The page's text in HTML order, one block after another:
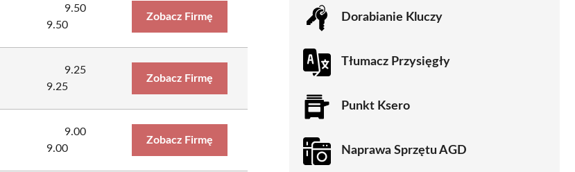
9.50
9.50
Zobacz Firmę
9.25
9.25
Zobacz Firmę
9.00
9.00
Zobacz Firmę
Dorabianie Kluczy
Tłumacz Przysięgły
Punkt Ksero
Naprawa Sprzętu AGD